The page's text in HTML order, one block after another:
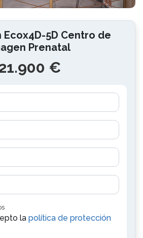
5D Centro de
Prenatal
€
la política de protección